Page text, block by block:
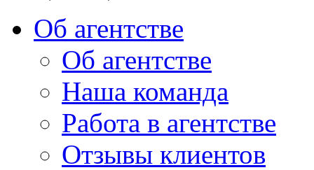
Об агентстве
Об агентстве
Наша команда
Работа в агентстве
Отзывы клиентов